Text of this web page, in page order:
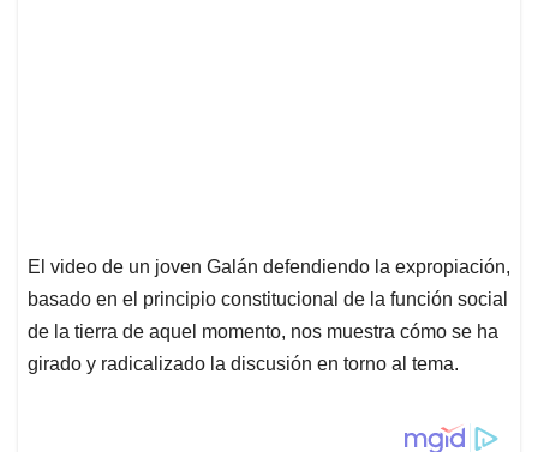
El video de un joven Galán defendiendo la expropiación,
basado en el principio constitucional de la función social
de la tierra de aquel momento, nos muestra cómo se ha
girado y radicalizado la discusión en torno al tema.